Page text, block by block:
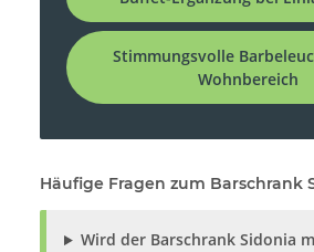
Stimmungsvolle
Wohnbereich
Häufige Fragen zum Barschrank
Wird der Barschrank Sidonia